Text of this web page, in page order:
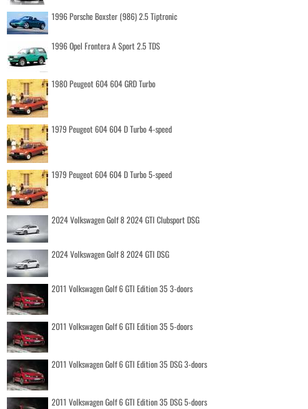
1996 Porsche Boxster (986) 2.5 Tiptronic
1996 Opel Frontera A Sport 2.5 TDS
1980 Peugeot 604 604 GRD Turbo
1979 Peugeot 604 604 D Turbo 4-speed
1979 Peugeot 604 604 D Turbo 5-speed
2024 Volkswagen Golf 8 2024 GTI Clubsport DSG
2024 Volkswagen Golf 8 2024 GTI DSG
2011 Volkswagen Golf 6 GTI Edition 35 3-doors
2011 Volkswagen Golf 6 GTI Edition 35 5-doors
2011 Volkswagen Golf 6 GTI Edition 35 DSG 3-doors
2011 Volkswagen Golf 6 GTI Edition 35 DSG 5-doors